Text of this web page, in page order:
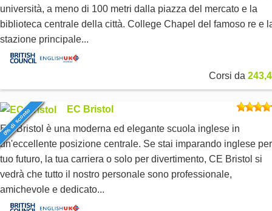
università, a meno di 100 metri dalla piazza del mercato e la
biblioteca centrale della città. College Chapel del famoso re e
stazione principale...
Corsi da
0% di sconto
EC Bristol
EC Bristol è una moderna ed elegante scuola inglese in
un'eccellente posizione centrale. Se stai imparando inglese
tuo futuro, la tua carriera o solo per divertimento, CE Bristol si
vedrà che tutto il nostro personale sono professionale,
amichevole e dedicato...